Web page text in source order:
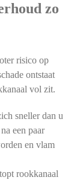
zo
risico op
ontstaat
vol zit.
sneller dan u
een paar
en vlam
rookkanaal